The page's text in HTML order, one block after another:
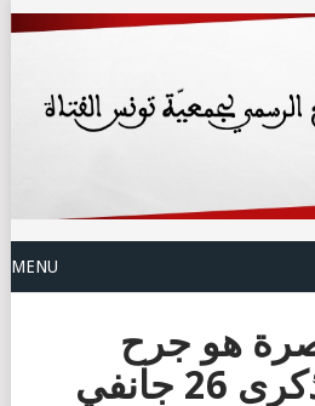
MENU
هو جرح
الذاكرة: في ذكرى 26 جانفي